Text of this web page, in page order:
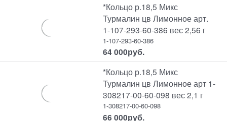
*Кольцо р.18,5 Микс
Турмалин цв Лимонное арт.
1-107-293-60-386 вес 2,56 г
1-107-293-60-386
64 000руб.
*Кольцо р.18,5 Микс
Турмалин цв Лимонное арт 1-
308217-00-60-098 вес 2,1 г
1-308217-00-60-098
66 000руб.